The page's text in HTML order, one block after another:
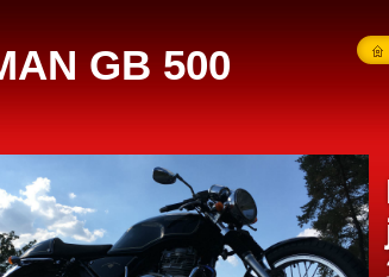
GB 500